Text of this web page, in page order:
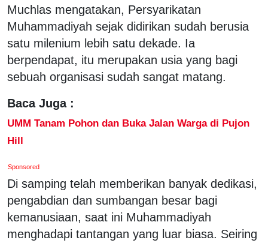
Muchlas mengatakan, Persyarikatan
Muhammadiyah sejak didirikan sudah berusia
satu milenium lebih satu dekade. Ia
berpendapat, itu merupakan usia yang bagi
sebuah organisasi sudah sangat matang.
Baca Juga :
UMM Tanam Pohon dan Buka Jalan Warga di Pujon
Hill
Sponsored
Di samping telah memberikan banyak dedikasi,
pengabdian dan sumbangan besar bagi
kemanusiaan, saat ini Muhammadiyah
menghadapi tantangan yang luar biasa. Seiring